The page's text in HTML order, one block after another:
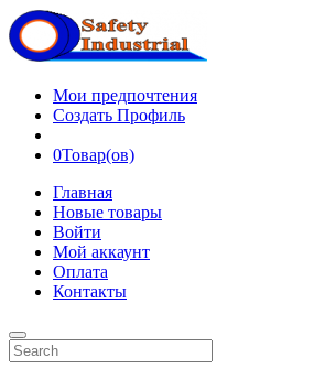
Мои предпочтения
Создать Профиль
0Товар(ов)
Главная
Новые товары
Войти
Мой аккаунт
Оплата
Контакты